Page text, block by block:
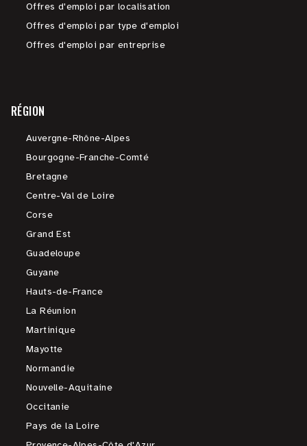
Offres d'emploi par localisation
Offres d'emploi par type d'emploi
Offres d'emploi par entreprise
RÉGION
Auvergne-Rhône-Alpes
Bourgogne-Franche-Comté
Bretagne
Centre-Val de Loire
Corse
Grand Est
Guadeloupe
Guyane
Hauts-de-France
La Réunion
Martinique
Mayotte
Normandie
Nouvelle-Aquitaine
Occitanie
Pays de la Loire